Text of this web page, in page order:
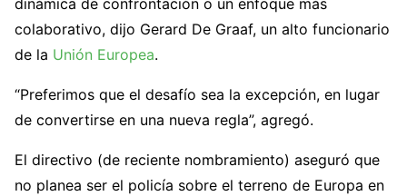
dinámica de confrontación o un enfoque más
colaborativo, dijo Gerard De Graaf, un alto funcionario
de la Unión Europea.
“Preferimos que el desafío sea la excepción, en lugar
de convertirse en una nueva regla”, agregó.
El directivo (de reciente nombramiento) aseguró que
no planea ser el policía sobre el terreno de Europa en